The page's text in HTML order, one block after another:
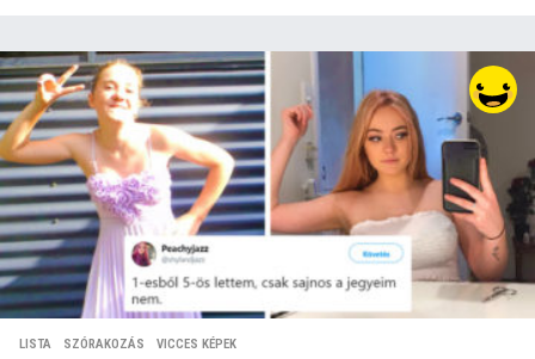
LISTA ,SZÓRAKOZÁS ,VICCES KÉPEK